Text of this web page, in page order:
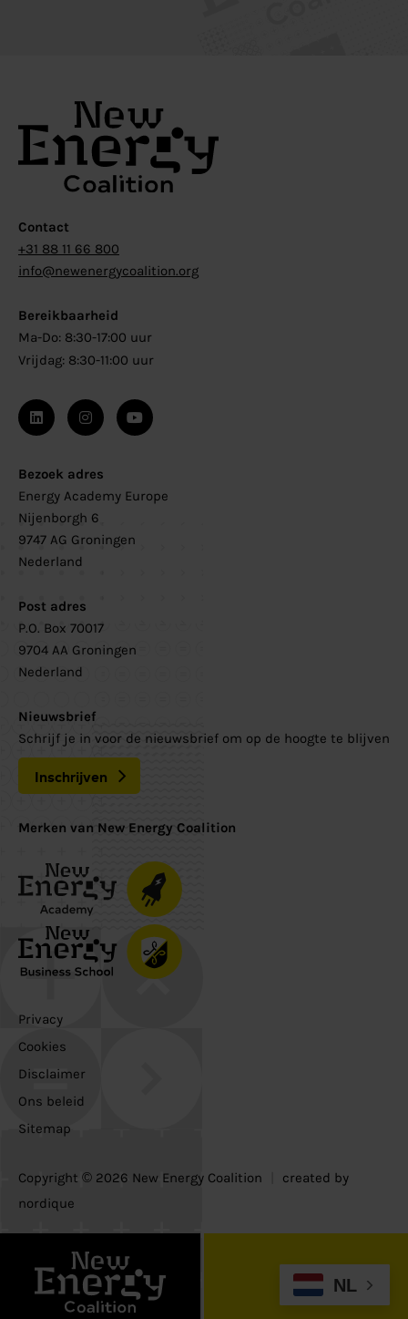
Contact
+31 88 11 66 800
info@newenergycoalition.org
Bereikbaarheid
Ma-Do: 8:30-17:00 uur
Vrijdag: 8:30-11:00 uur
Bezoek adres
Energy Academy Europe
Nijenborgh 6
9747 AG Groningen
Nederland
Post adres
P.O. Box 70017
9704 AA Groningen
Nederland
Nieuwsbrief
Schrijf je in voor de nieuwsbrief om op de hoogte te blijven
Inschrijven
Merken van New Energy Coalition
Copyright © 2026 New Energy Coalition
created by
nordique
Privacy
Cookies
Disclaimer
Ons beleid
Sitemap
NL